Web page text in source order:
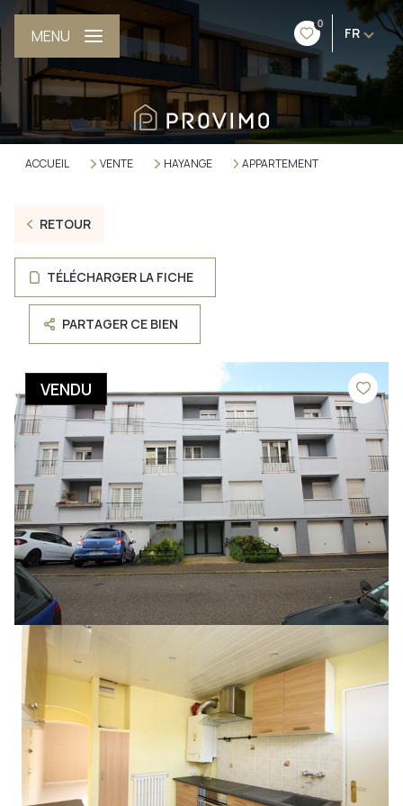
0
FR
MENU
ACCUEIL VENTE HAYANGE APPARTEMENT
RETOUR
TÉLÉCHARGER LA FICHE
PARTAGER CE BIEN
VENDU